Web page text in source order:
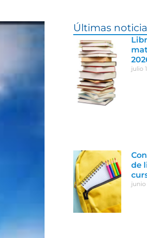
Últimas
julio
de
junio